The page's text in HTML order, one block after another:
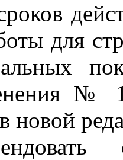
для
№
новой